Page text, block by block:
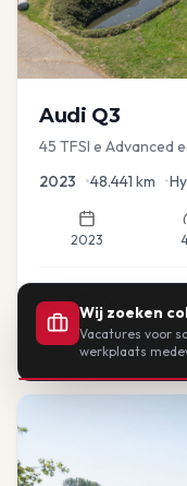
Audi Q3
45 TFSI e Advanced
2023 •48.441 km •
2023
€33.435
of vanaf: €693/mnd
Wij zoeken
Vacatures voor
werkplaats